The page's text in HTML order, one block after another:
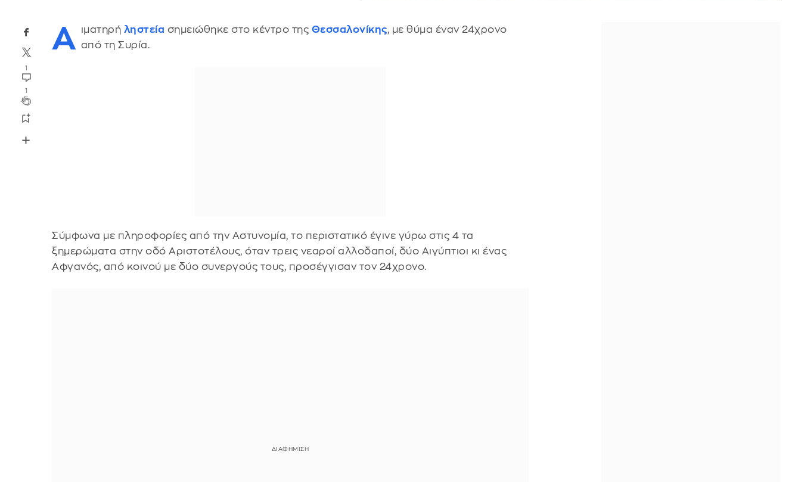
1
1
Α ιματηρή ληστεία σημειώθηκε στο κέντρο της Θεσσαλονίκης, με θύμα έναν 24χρονο
από τη Συρία.
Σύμφωνα με πληροφορίες από την Αστυνομία, το περιστατικό έγινε γύρω στις 4 τα
ξημερώματα στην οδό Αριστοτέλους, όταν τρεις νεαροί αλλοδαποί, δύο Αιγύπτιοι κι ένας
Αφγανός, από κοινού με δύο συνεργούς τους, προσέγγισαν τον 24χρονο.